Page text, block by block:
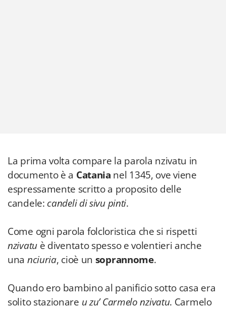
La prima volta compare la parola nzivatu in
documento è a Catania nel 1345, ove viene
espressamente scritto a proposito delle
candele: candeli di sivu pinti.
Come ogni parola folcloristica che si rispetti
nzivatu è diventato spesso e volentieri anche
una nciuria, cioè un soprannome.
Quando ero bambino al panificio sotto casa era
solito stazionare u zu’ Carmelo nzivatu. Carmelo